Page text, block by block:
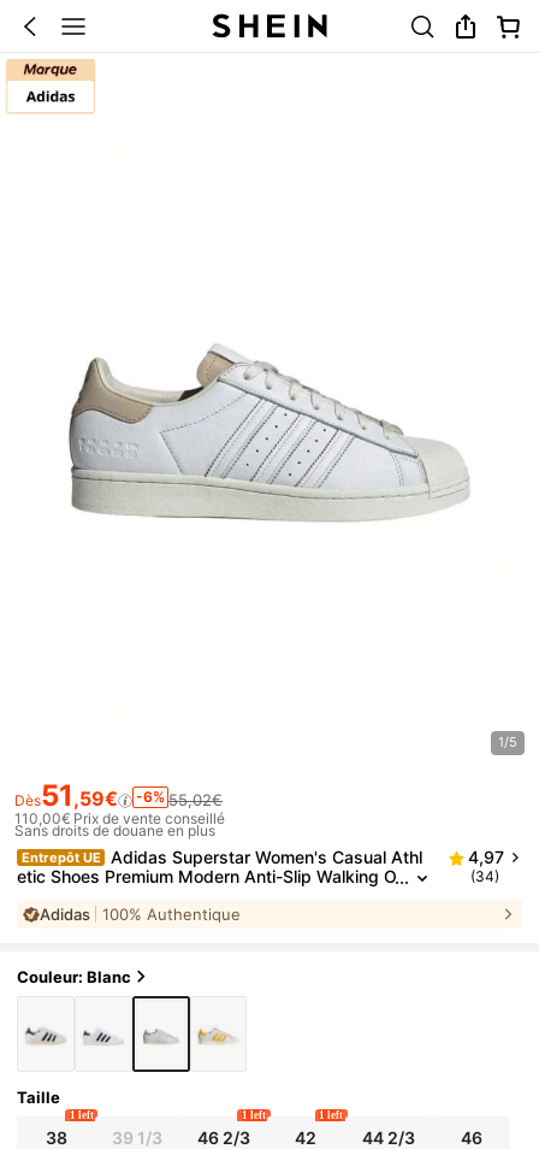
1/5
Dès51 ,59€ -6% 55,02€
110,00€ Prix de vente conseillé
Sans droits de douane en plus
Entrepôt UE
Adidas Superstar Women's Casual Athl
etic Shoes Premium Modern Anti-Slip Walking O
4,97
(34)
Adidas 100% Authentique
Couleur: Blanc
Taille
38
1 left
39 1/3 46 2/3
1 left
42
1 left
44 2/3 46